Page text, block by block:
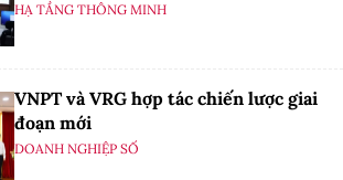
HẠ TẦNG THÔNG MINH
VNPT và VRG hợp tác chiến lược giai
đoạn mới
DOANH NGHIỆP SỐ